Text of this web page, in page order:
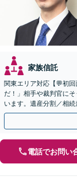
家族信託
関東エリア対応【💬初
だ！」相手や裁判官に
います。遺産分割／相
豊富な事務所。複雑な
電話でお問い